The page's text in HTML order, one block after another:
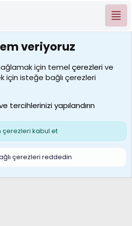
S
veriyoruz
için temelçerezlerive
için isteğe bağlı çerezleri
tercihlerinizi yapılandırın
çerezleri kabul et
çerezleri reddedin